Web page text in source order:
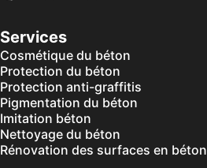
Services
Cosmétique du béton
Protection du béton
Protection anti-graffitis
Pigmentation du béton
Imitation béton
Nettoyage du béton
Rénovation des surfaces en béton